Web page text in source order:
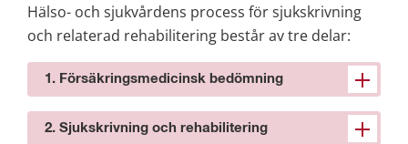
Hälso- och sjukvårdens process för sjukskrivning
och relaterad rehabilitering består av tre delar:
1. Försäkringsmedicinsk bedömning
2. Sjukskrivning och rehabilitering